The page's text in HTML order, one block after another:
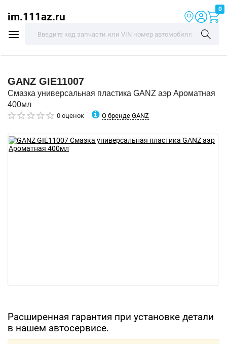
im.111az.ru
0
GANZ GIE11007
Смазка универсальная пластика GANZ аэр Ароматная
400мл
0 оценок О бренде GANZ
Расширенная гарантия при установке детали
в нашем автосервисе.